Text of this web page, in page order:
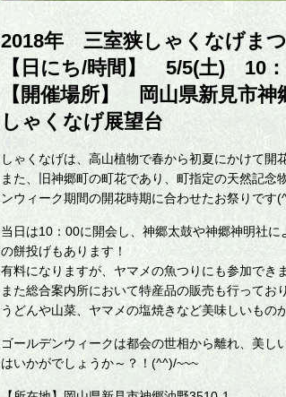
2018年 三室狭しゃくなげま
【日にち/時間】 5/5(土) 10：
【開催場所】 岡山県新見市
しゃくなげ展望台
しゃくなげは、高山植物で春から初夏にかけて開
また、旧神郷町の町花であり、町指定の天然記
ンウィーク期間の開花時期に合わせたお祭りです
当日は10：00に開会し、神郷太鼓や神郷神明社
の餅投げもあります！
有料になりますが、ヤマメの魚つりにも参加でき
また総合案内所において特産品の販売も行ってお
うどんや山菜、ヤマメの塩焼きなど美味しいもの
ゴールデンウィークは都会の世相から離れ、美
はいかがでしょうか～？！(^^)/~~~